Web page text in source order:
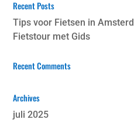
Recent Posts
Tips voor Fietsen in
Fietstour met Gids
Recent Comments
Archives
juli 2025